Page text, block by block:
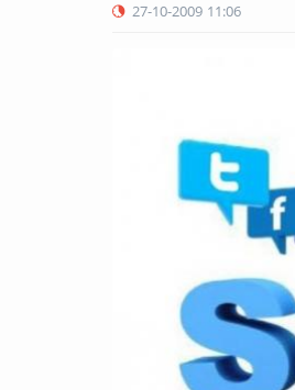
27-10-2009 11:06